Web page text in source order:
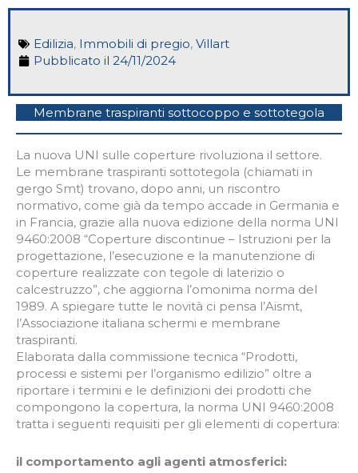
Edilizia, Immobili di pregio, Villart
Pubblicato il 24/11/2024
Membrane traspiranti sottocoppo e sottotegola
La nuova UNI sulle coperture rivoluziona il settore.
Le membrane traspiranti sottotegola (chiamati in
gergo Smt) trovano, dopo anni, un riscontro
normativo, come già da tempo accade in Germania e
in Francia, grazie alla nuova edizione della norma UNI
9460:2008 “Coperture discontinue – Istruzioni per la
progettazione, l’esecuzione e la manutenzione di
coperture realizzate con tegole di laterizio o
calcestruzzo”, che aggiorna l’omonima norma del
1989. A spiegare tutte le novità ci pensa l’Aismt,
l’Associazione italiana schermi e membrane
traspiranti.
Elaborata dalla commissione tecnica “Prodotti,
processi e sistemi per l’organismo edilizio” oltre a
riportare i termini e le definizioni dei prodotti che
compongono la copertura, la norma UNI 9460:2008
tratta i seguenti requisiti per gli elementi di copertura:
il comportamento agli agenti atmosferici: